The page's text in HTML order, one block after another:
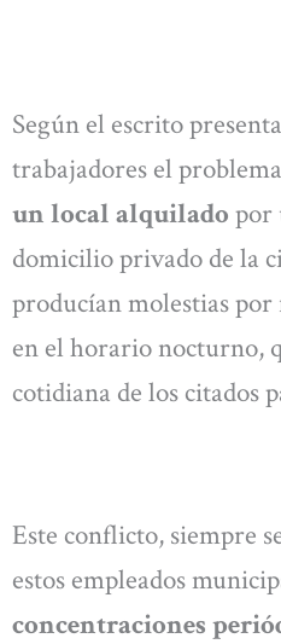
Según el escrito
trabajadores el
un local alquilado por
domicilio privado de la
producían molestias
en el horario nocturno,
cotidiana de los citados
Este conflicto, siempre
estos empleados
concentraciones